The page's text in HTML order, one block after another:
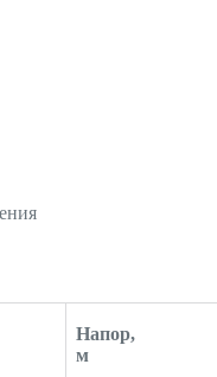
Напор,
м